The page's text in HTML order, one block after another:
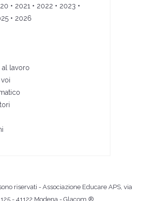
• 2021 • 2022 • 2023 •
• 2026
al lavoro
voi
riservati - Associazione Educare APS, via
- 41122 Modena - Glacom ®